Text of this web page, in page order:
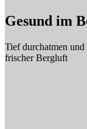
Gesund im
Tief durchatmen
frischer Bergluft